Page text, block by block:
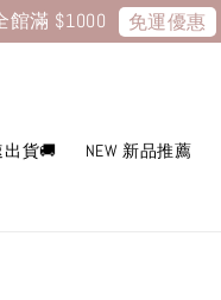
館滿 $1000 免運優惠
出貨🚚 NEW 新品推薦